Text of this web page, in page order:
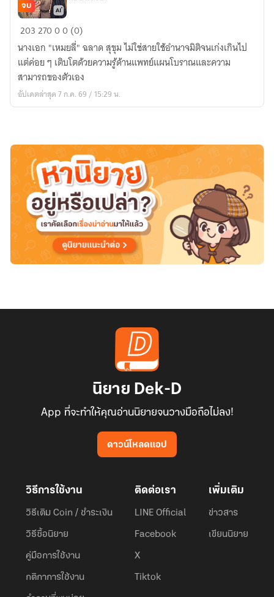
หลันเฟิ่ง
ชู
ทะลุ
กลับ
สู่
ชนบท
ปี
มิติ
สมุนไพร
จบ
20327000 (0)
นางเอก "เหมยลี่" ฉลาด สุขุม ไม่ใช่สายใช้อำนาจมิติจนเก่งเกินไป
แต่ค่อย ๆ เติบโตด้วยความรู้ด้านแพทย์แผนโบราณและความ
สามารถของตัวเอง
อัปเดตล่าสุด 7 ก.ค. 69 / 15:29 น.
นิยาย Dek-D
App ที่จะทำให้คุณอ่านนิยายจนวางมือถือไม่ลง!
ดาวน์โหลดแอป
วิธีการใช้งาน
วิธีเติม Coin / ชำระเงิน
วิธีซื้อนิยาย
คู่มือการใช้งาน
กติกาการใช้งาน
ติดต่อเรา
LINE Official
Facebook
X
Tiktok
เพิ่มเติม
ข่าวสาร
เขียนนิยาย